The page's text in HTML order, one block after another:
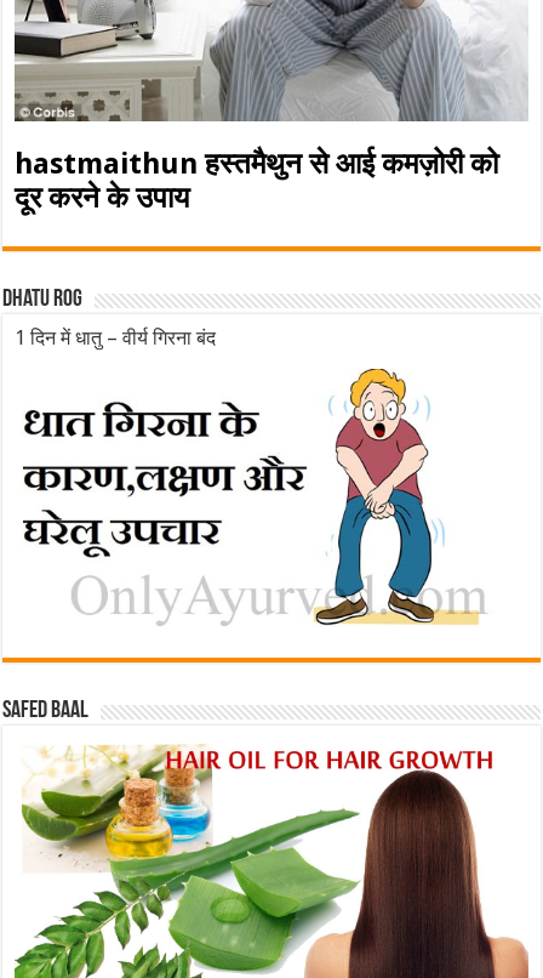
hastmaithun हस्तमैथुन से आई कमज़ोरी को
दूर करने के उपाय
Dhatu rog
1 दिन में धातु – वीर्य गिरना बंद
Safed baal